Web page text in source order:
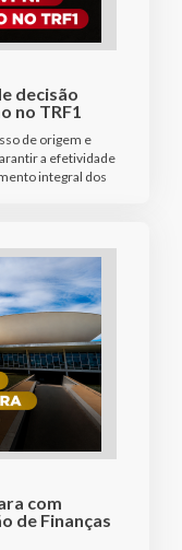
decisão
no TRF1
de origem e
a efetividade
integral dos
com
de Finanças